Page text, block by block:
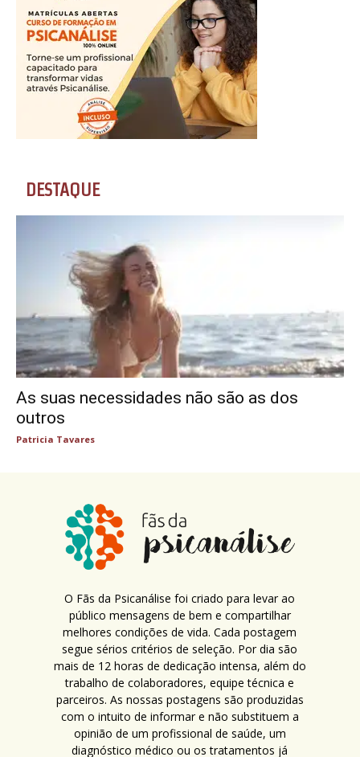
DESTAQUE
As suas necessidades não são as dos
outros
Patricia Tavares
O Fãs da Psicanálise foi criado para levar ao
público mensagens de bem e compartilhar
melhores condições de vida. Cada postagem
segue sérios critérios de seleção. Por dia são
mais de 12 horas de dedicação intensa, além do
trabalho de colaboradores, equipe técnica e
parceiros. As nossas postagens são produzidas
com o intuito de informar e não substituem a
opinião de um profissional de saúde, um
diagnóstico médico ou os tratamentos já